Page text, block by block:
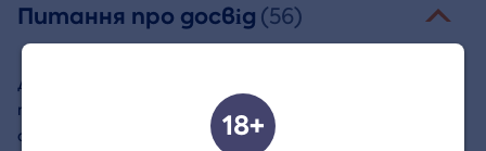
Питання про досвід (56)
Доброго дня, я замовила дегустацію для двох осіб з
подарунковою коробкою (пазл) з доставкою до 23.12,
але не отримала жодного електронного листа з
18+